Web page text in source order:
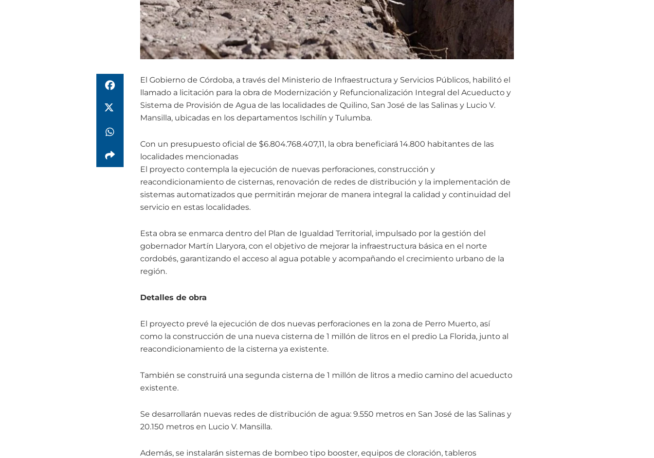
El Gobierno de Córdoba, a través del Ministerio de Infraestructura y Servicios Públicos, habilitó el
llamado a licitación para la obra de Modernización y Refuncionalización Integral del Acueducto y
Sistema de Provisión de Agua de las localidades de Quilino, San José de las Salinas y Lucio V.
Mansilla, ubicadas en los departamentos Ischilín y Tulumba.
Con un presupuesto oficial de $6.804.768.407,11, la obra beneficiará 14.800 habitantes de las
localidades mencionadas
El proyecto contempla la ejecución de nuevas perforaciones, construcción y
reacondicionamiento de cisternas, renovación de redes de distribución y la implementación de
sistemas automatizados que permitirán mejorar de manera integral la calidad y continuidad del
servicio en estas localidades.
Esta obra se enmarca dentro del Plan de Igualdad Territorial, impulsado por la gestión del
gobernador Martín Llaryora, con el objetivo de mejorar la infraestructura básica en el norte
cordobés, garantizando el acceso al agua potable y acompañando el crecimiento urbano de la
región.
Detalles de obra
El proyecto prevé la ejecución de dos nuevas perforaciones en la zona de Perro Muerto, así
como la construcción de una nueva cisterna de 1 millón de litros en el predio La Florida, junto al
reacondicionamiento de la cisterna ya existente.
También se construirá una segunda cisterna de 1 millón de litros a medio camino del acueducto
existente.
Se desarrollarán nuevas redes de distribución de agua: 9.550 metros en San José de las Salinas y
20.150 metros en Lucio V. Mansilla.
Además, se instalarán sistemas de bombeo tipo booster, equipos de cloración, tableros